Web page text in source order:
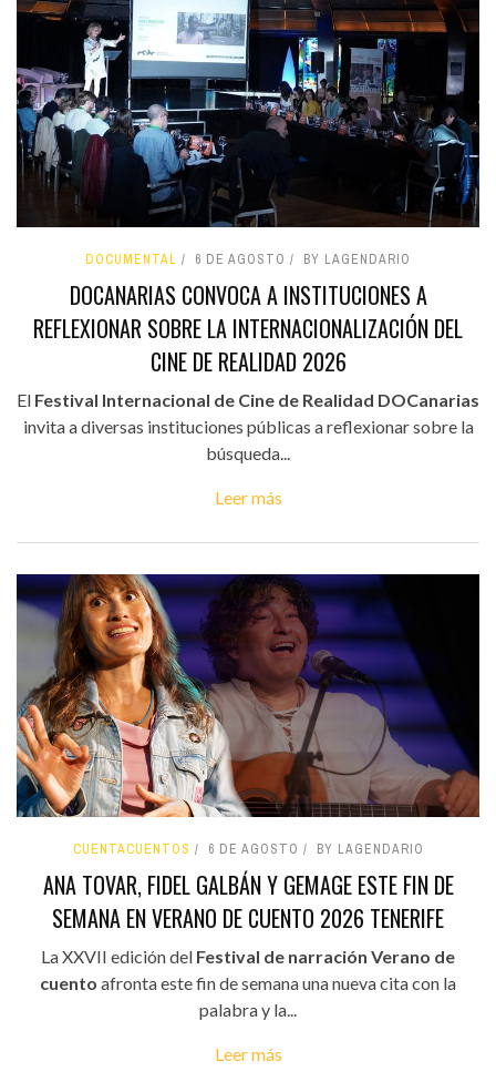
DOCUMENTAL 6 DE AGOSTO BY LAGENDARIO
DOCANARIAS CONVOCA A INSTITUCIONES A
REFLEXIONAR SOBRE LA INTERNACIONALIZACIÓN DEL
CINE DE REALIDAD 2026
El Festival Internacional de Cine de Realidad DOCanarias
invita a diversas instituciones públicas a reflexionar sobre la
búsqueda...
Leer más
CUENTACUENTOS 6 DE AGOSTO BY LAGENDARIO
ANA TOVAR, FIDEL GALBÁN Y GEMAGE ESTE FIN DE
SEMANA EN VERANO DE CUENTO 2026 TENERIFE
La XXVII edición del Festival de narración Verano de
cuento afronta este fin de semana una nueva cita con la
palabra y la...
Leer más